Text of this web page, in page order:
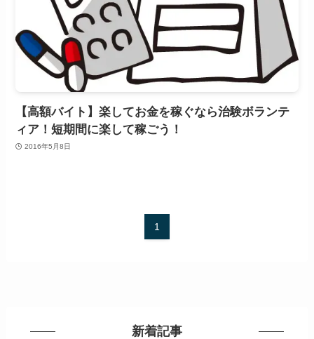
【高額バイト】楽してお金を稼ぐなら治験ボランテ
ィア！短期間に楽して稼ごう！
2016年5月8日
1
新着記事